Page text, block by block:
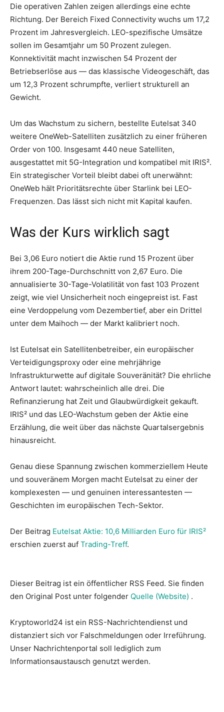
Die operativen Zahlen zeigen allerdings eine echte
Richtung. Der Bereich Fixed Connectivity wuchs um 17,2
Prozent im Jahresvergleich. LEO-spezifische Umsätze
sollen im Gesamtjahr um 50 Prozent zulegen.
Konnektivität macht inzwischen 54 Prozent der
Betriebserlöse aus — das klassische Videogeschäft, das
um 12,3 Prozent schrumpfte, verliert strukturell an
Gewicht.
Um das Wachstum zu sichern, bestellte Eutelsat 340
weitere OneWeb-Satelliten zusätzlich zu einer früheren
Order von 100. Insgesamt 440 neue Satelliten,
ausgestattet mit 5G-Integration und kompatibel mit IRIS².
Ein strategischer Vorteil bleibt dabei oft unerwähnt:
OneWeb hält Prioritätsrechte über Starlink bei LEO-
Frequenzen. Das lässt sich nicht mit Kapital kaufen.
Was der Kurs wirklich sagt
Bei 3,06 Euro notiert die Aktie rund 15 Prozent über
ihrem 200-Tage-Durchschnitt von 2,67 Euro. Die
annualisierte 30-Tage-Volatilität von fast 103 Prozent
zeigt, wie viel Unsicherheit noch eingepreist ist. Fast
eine Verdoppelung vom Dezembertief, aber ein Drittel
unter dem Maihoch — der Markt kalibriert noch.
Ist Eutelsat ein Satellitenbetreiber, ein europäischer
Verteidigungsproxy oder eine mehrjährige
Infrastrukturwette auf digitale Souveränität? Die ehrliche
Antwort lautet: wahrscheinlich alle drei. Die
Refinanzierung hat Zeit und Glaubwürdigkeit gekauft.
IRIS² und das LEO-Wachstum geben der Aktie eine
Erzählung, die weit über das nächste Quartalsergebnis
hinausreicht.
Genau diese Spannung zwischen kommerziellem Heute
und souveränem Morgen macht Eutelsat zu einer der
komplexesten — und genuinen interessantesten —
Geschichten im europäischen Tech-Sektor.
Der Beitrag Eutelsat Aktie: 10,6 Milliarden Euro für IRIS²
erschien zuerst auf Trading-Treff.
Dieser Beitrag ist ein öffentlicher RSS Feed. Sie finden
den Original Post unter folgender Quelle (Website) .
Kryptoworld24 ist ein RSS-Nachrichtendienst und
distanziert sich vor Falschmeldungen oder Irreführung.
Unser Nachrichtenportal soll lediglich zum
Informationsaustausch genutzt werden.